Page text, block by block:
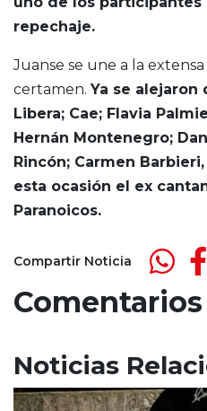
repechaje.
Juanse se une a la
certamen. Ya se alejaron
Libera; Cae; Flavia
Hernán Montenegro;
Rincón; Carmen
esta ocasión el ex
Paranoicos.
Compartir Noticia
Comentarios
Noticias